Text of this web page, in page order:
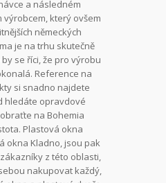
a následném
výrobcem, který ovšem
německých
je na trhu skutečně
se říci, že pro výrobu
Reference na
si snadno najdete
hledáte opravdové
na Bohemia
Plastová okna
okna Kladno, jsou pak
z této oblasti,
nakupovat každý,